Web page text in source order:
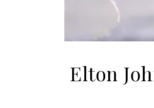
Elton